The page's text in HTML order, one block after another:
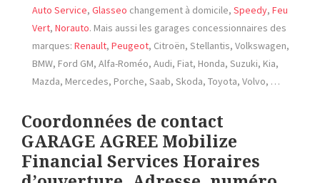
Auto Service, Glasseo changement à domicile, Speedy, Feu
Vert, Norauto. Mais aussi les garages concessionnaires des
marques: Renault, Peugeot, Citroën, Stellantis, Volkswagen,
BMW, Ford GM, Alfa-Roméo, Audi, Fiat, Honda, Suzuki, Kia,
Mazda, Mercedes, Porche, Saab, Skoda, Toyota, Volvo, …
Coordonnées de contact
GARAGE AGREE Mobilize
Financial Services Horaires